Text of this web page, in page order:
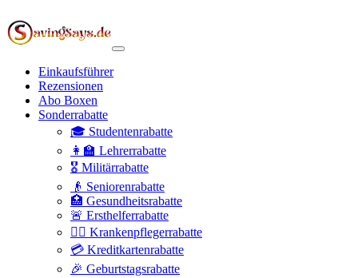
Einkaufsführer
Rezensionen
Abo Boxen
Sonderrabatte
🎓 Studentenrabatte
👩‍🏫 Lehrerrabatte
🎖️ Militärrabatte
👴 Seniorenrabatte
🏥 Gesundheitsrabatte
🚨 Ersthelferrabatte
👩‍⚕️ Krankenpflegerrabatte
💳 Kreditkartenrabatte
🎉 Geburtstagsrabatte